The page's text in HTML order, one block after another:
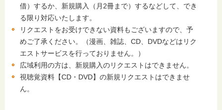
借）するか、新規購入（月2冊まで）するなどして、でき
る限り対応いたします。
リクエストをお受けできない資料もございますので、予
めご了承ください。（漫画、雑誌、CD、DVDなどはリク
エストサービスを行っておりません。）
広域利用の方は、新規購入のリクエストはできません。
視聴覚資料【CD・DVD】の新規リクエストはできませ
ん。